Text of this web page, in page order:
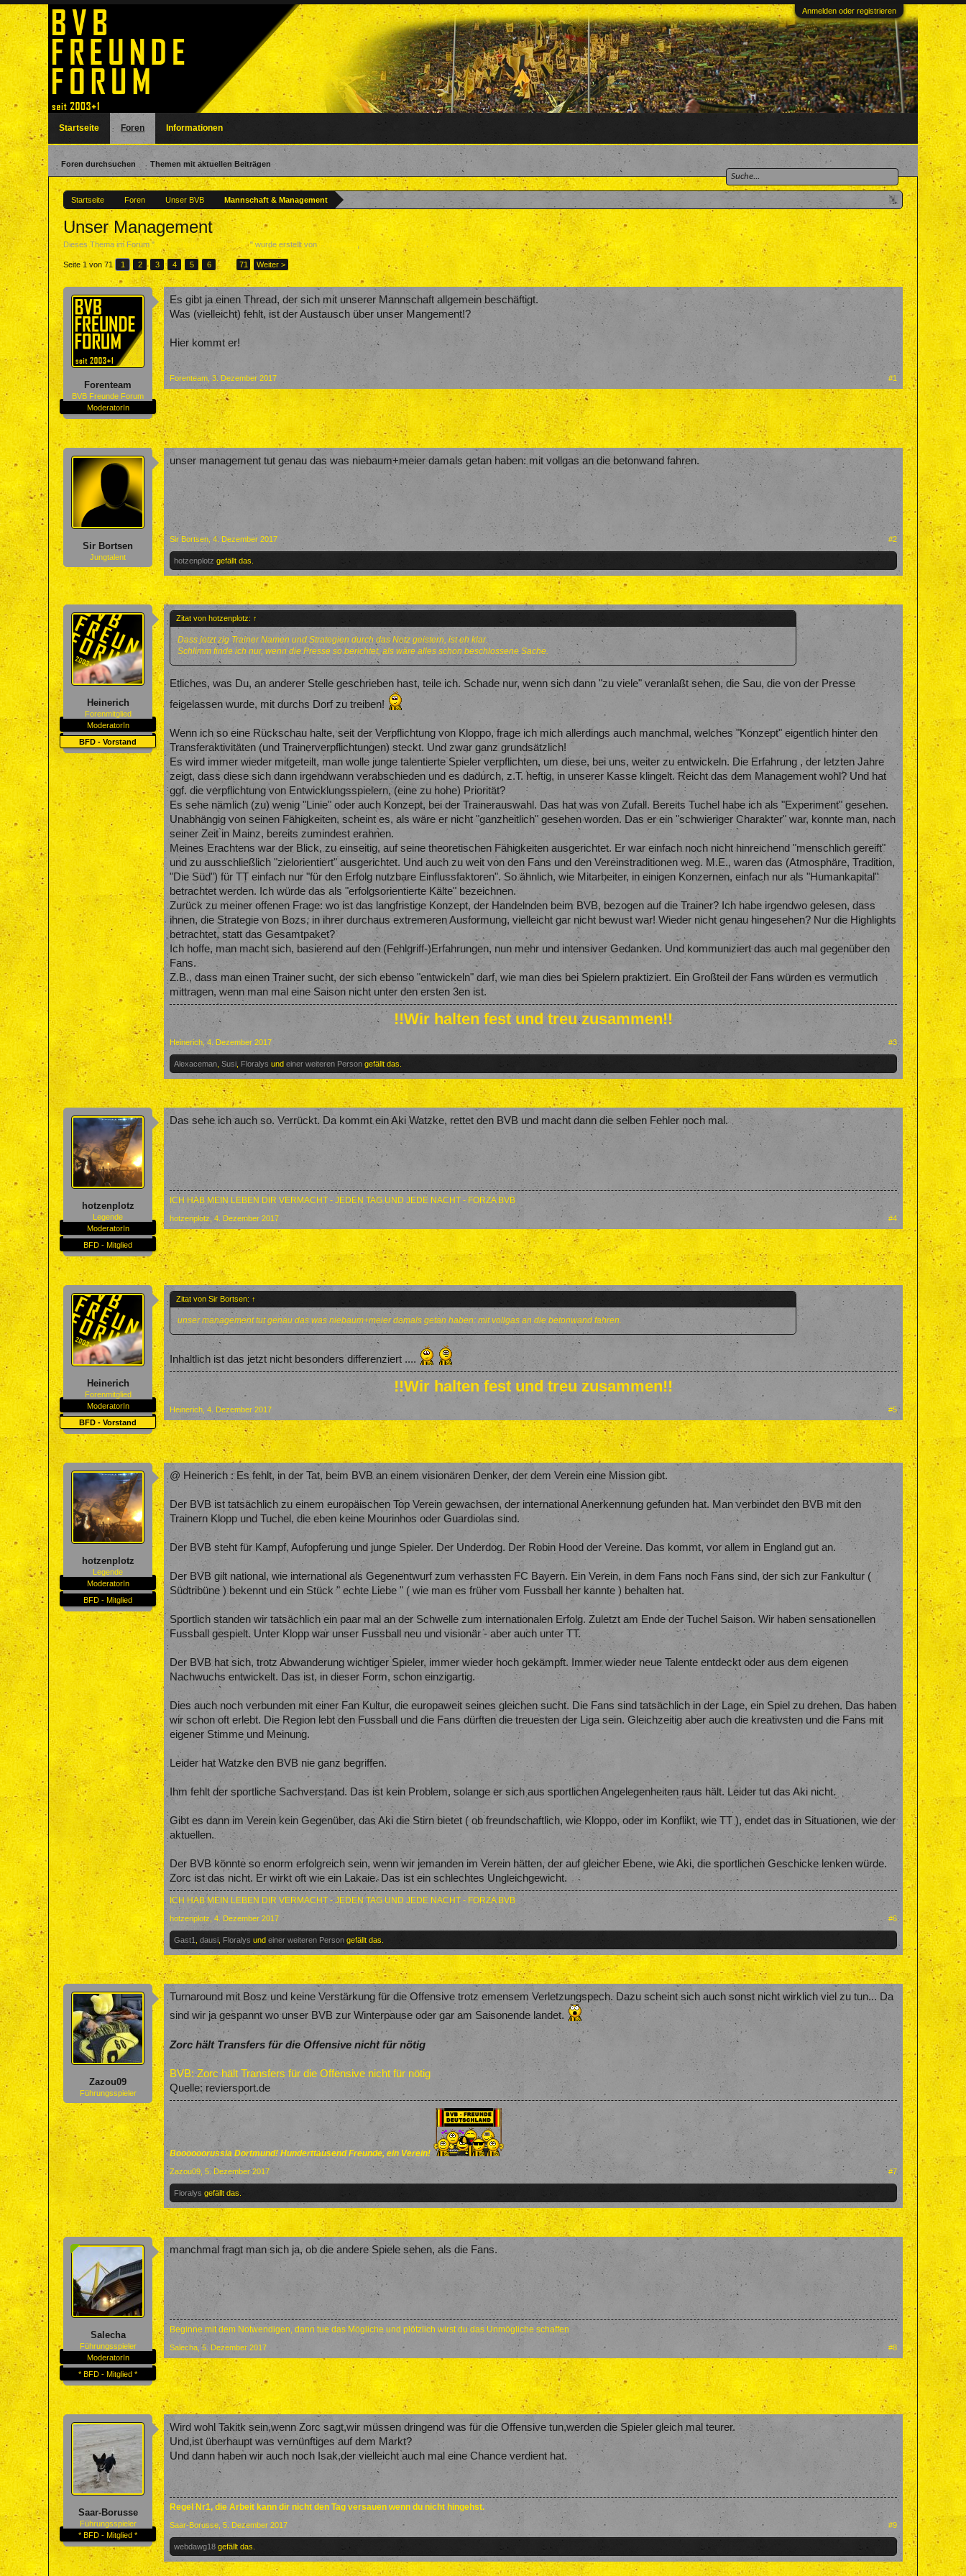
Anmelden oder registrieren
Startseite Foren Unser BVB Mannschaft & Management
Unser Management
Dieses Thema im Forum "Mannschaft & Management" wurde erstellt von Forenteam,3. Dezember 2017
Seite 1 von 71 1 2 3 4 5 6 → 71 Weiter >
Forenteam
BVB Freunde Forum
ModeratorIn
Es gibt ja einen Thread, der sich mit unserer Mannschaft allgemein beschäftigt.
Was (vielleicht) fehlt, ist der Austausch über unser Mangement!?
Hier kommt er!
Forenteam 3. Dezember 2017 #1
Sir Bortsen
Jungtalent
unser management tut genau das was niebaum+meier damals getan haben: mit vollgas an die betonwand fahren.
Sir Bortsen 4. Dezember 2017 #2
hotzenplotz gefällt das.
Heinerich
Forenmitglied
ModeratorIn
BFD - Vorstand
Zitat von hotzenplotz: ↑
Dass jetzt zig Trainer Namen und Strategien durch das Netz geistern, ist eh klar.
Schlimm finde ich nur, wenn die Presse so berichtet, als wäre alles schon beschlossene Sache.
Etliches, was Du, an anderer Stelle geschrieben hast, teile ich. Schade nur, wenn sich dann "zu viele" veranlaßt sehen, die Sau, die von der Presse
feigelassen wurde, mit durchs Dorf zu treiben!
Wenn ich so eine Rückschau halte, seit der Verpflichtung von Kloppo, frage ich mich allerdings auch manchmal, welches "Konzept" eigentlich hinter den
Transferaktivitäten (und Trainerverpflichtungen) steckt. Und zwar ganz grundsätzlich!
Es wird immer wieder mitgeteilt, man wolle junge talentierte Spieler verpflichten, um diese, bei uns, weiter zu entwickeln. Die Erfahrung , der letzten Jahre
zeigt, dass diese sich dann irgendwann verabschieden und es dadurch, z.T. heftig, in unserer Kasse klingelt. Reicht das dem Management wohl? Und hat
ggf. die verpflichtung von Entwicklungsspielern, (eine zu hohe) Priorität?
Es sehe nämlich (zu) wenig "Linie" oder auch Konzept, bei der Trainerauswahl. Das hat was von Zufall. Bereits Tuchel habe ich als "Experiment" gesehen.
Unabhängig von seinen Fähigkeiten, scheint es, als wäre er nicht "ganzheitlich" gesehen worden. Das er ein "schwieriger Charakter" war, konnte man, nach
seiner Zeit in Mainz, bereits zumindest erahnen.
Meines Erachtens war der Blick, zu einseitig, auf seine theoretischen Fähigkeiten ausgerichtet. Er war einfach noch nicht hinreichend "menschlich gereift"
und zu ausschließlich "zielorientiert" ausgerichtet. Und auch zu weit von den Fans und den Vereinstraditionen weg. M.E., waren das (Atmosphäre, Tradition,
"Die Süd") für TT einfach nur "für den Erfolg nutzbare Einflussfaktoren". So ähnlich, wie Mitarbeiter, in einigen Konzernen, einfach nur als "Humankapital"
betrachtet werden. Ich würde das als "erfolgsorientierte Kälte" bezeichnen.
Zurück zu meiner offenen Frage: wo ist das langfristige Konzept, der Handelnden beim BVB, bezogen auf die Trainer? Ich habe irgendwo gelesen, dass
ihnen, die Strategie von Bozs, in ihrer durchaus extremeren Ausformung, vielleicht gar nicht bewust war! Wieder nicht genau hingesehen? Nur die Highlights
betrachtet, statt das Gesamtpaket?
Ich hoffe, man macht sich, basierend auf den (Fehlgriff-)Erfahrungen, nun mehr und intensiver Gedanken. Und kommuniziert das auch mal gegenüber den
Fans.
Z.B., dass man einen Trainer sucht, der sich ebenso "entwickeln" darf, wie man dies bei Spielern praktiziert. Ein Großteil der Fans würden es vermutlich
mittragen, wenn man mal eine Saison nicht unter den ersten 3en ist.
!!Wir halten fest und treu zusammen!!
Heinerich 4. Dezember 2017 #3
Alexaceman ,Susi Floralys undeiner weiteren Person gefällt das.
hotzenplotz
Legende
ModeratorIn
BFD - Mitglied
Das sehe ich auch so. Verrückt. Da kommt ein Aki Watzke, rettet den BVB und macht dann die selben Fehler noch mal.
ICH HAB MEIN LEBEN DIR VERMACHT - JEDEN TAG UND JEDE NACHT - FORZA BVB
hotzenplotz 4. Dezember 2017 #4
Heinerich
Forenmitglied
ModeratorIn
BFD - Vorstand
Zitat von Sir Bortsen: ↑
unser management tut genau das was niebaum+meier damals getan haben: mit vollgas an die betonwand fahren.
Inhaltlich ist das jetzt nicht besonders differenziert ....
!!Wir halten fest und treu zusammen!!
Heinerich 4. Dezember 2017 #5
hotzenplotz
Legende
ModeratorIn
BFD - Mitglied
@ Heinerich : Es fehlt, in der Tat, beim BVB an einem visionären Denker, der dem Verein eine Mission gibt.
Der BVB ist tatsächlich zu einem europäischen Top Verein gewachsen, der international Anerkennung gefunden hat. Man verbindet den BVB mit den
Trainern Klopp und Tuchel, die eben keine Mourinhos oder Guardiolas sind.
Der BVB steht für Kampf, Aufopferung und junge Spieler. Der Underdog. Der Robin Hood der Vereine. Das kommt, vor allem in England gut an.
Der BVB gilt national, wie international als Gegenentwurf zum verhassten FC Bayern. Ein Verein, in dem Fans noch Fans sind, der sich zur Fankultur (
Südtribüne ) bekennt und ein Stück " echte Liebe " ( wie man es früher vom Fussball her kannte ) behalten hat.
Sportlich standen wir tatsächlich ein paar mal an der Schwelle zum internationalen Erfolg. Zuletzt am Ende der Tuchel Saison. Wir haben sensationellen
Fussball gespielt. Unter Klopp war unser Fussball neu und visionär - aber auch unter TT.
Der BVB hat sich, trotz Abwanderung wichtiger Spieler, immer wieder hoch gekämpft. Immer wieder neue Talente entdeckt oder aus dem eigenen
Nachwuchs entwickelt. Das ist, in dieser Form, schon einzigartig.
Dies auch noch verbunden mit einer Fan Kultur, die europaweit seines gleichen sucht. Die Fans sind tatsächlich in der Lage, ein Spiel zu drehen. Das haben
wir schon oft erlebt. Die Region lebt den Fussball und die Fans dürften die treuesten der Liga sein. Gleichzeitig aber auch die kreativsten und die Fans mit
eigener Stimme und Meinung.
Leider hat Watzke den BVB nie ganz begriffen.
Ihm fehlt der sportliche Sachverstand. Das ist kein Problem, solange er sich aus sportlichen Angelegenheiten raus hält. Leider tut das Aki nicht.
Gibt es dann im Verein kein Gegenüber, das Aki die Stirn bietet ( ob freundschaftlich, wie Kloppo, oder im Konflikt, wie TT ), endet das in Situationen, wie der
aktuellen.
Der BVB könnte so enorm erfolgreich sein, wenn wir jemanden im Verein hätten, der auf gleicher Ebene, wie Aki, die sportlichen Geschicke lenken würde.
Zorc ist das nicht. Er wirkt oft wie ein Lakaie. Das ist ein schlechtes Ungleichgewicht.
ICH HAB MEIN LEBEN DIR VERMACHT - JEDEN TAG UND JEDE NACHT - FORZA BVB
hotzenplotz 4. Dezember 2017 #6
Gast1 ,dausi Floralys undeiner weiteren Person gefällt das.
Zazou09
Führungsspieler
Turnaround mit Bosz und keine Verstärkung für die Offensive trotz emensem Verletzungspech. Dazu scheint sich auch sonst nicht wirklich viel zu tun... Da
sind wir ja gespannt wo unser BVB zur Winterpause oder gar am Saisonende landet.
Zorc hält Transfers für die Offensive nicht für nötig
BVB: Zorc hält Transfers für die Offensive nicht für nötig
Quelle: reviersport.de
Boooooorussia Dortmund! Hunderttausend Freunde, ein Verein!
Zazou09 5. Dezember 2017 #7
Floralys gefällt das.
Salecha
Führungsspieler
ModeratorIn
* BFD - Mitglied *
manchmal fragt man sich ja, ob die andere Spiele sehen, als die Fans.
Beginne mit dem Notwendigen, dann tue das Mögliche und plötzlich wirst du das Unmögliche schaffen
Salecha 5. Dezember 2017 #8
Saar-Borusse
Führungsspieler
* BFD - Mitglied *
Wird wohl Takitk sein,wenn Zorc sagt,wir müssen dringend was für die Offensive tun,werden die Spieler gleich mal teurer.
Und,ist überhaupt was vernünftiges auf dem Markt?
Und dann haben wir auch noch Isak,der vielleicht auch mal eine Chance verdient hat.
Regel Nr1, die Arbeit kann dir nicht den Tag versauen wenn du nicht hingehst.
Saar-Borusse 5. Dezember 2017 #9
webdawg18 gefällt das.
Startseite Foren
Foren durchsuchen Themen mit aktuellen Beiträgen
Informationen